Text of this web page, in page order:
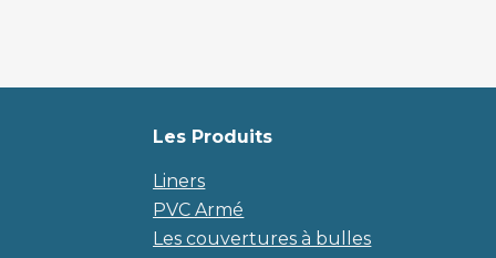
Les Produits
Liners
PVC Armé
Les couvertures à bulles